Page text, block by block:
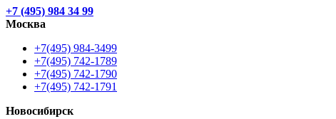
+7 (495) 984 34 99
Москва
+7(495) 984-3499
+7(495) 742-1789
+7(495) 742-1790
+7(495) 742-1791
Новосибирск